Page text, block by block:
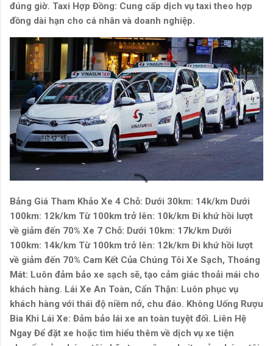
đúng giờ. Taxi Hợp Đồng: Cung cấp dịch vụ taxi theo hợp
đồng dài hạn cho cá nhân và doanh nghiệp.
Bảng Giá Tham Khảo Xe 4 Chỗ: Dưới 30km: 14k/km Dưới
100km: 12k/km Từ 100km trở lên: 10k/km Đi khứ hồi lượt
về giảm đến 70% Xe 7 Chỗ: Dưới 10km: 17k/km Dưới
100km: 14k/km Từ 100km trở lên: 12k/km Đi khứ hồi lượt
về giảm đến 70% Cam Kết Của Chúng Tôi Xe Sạch, Thoáng
Mát: Luôn đảm bảo xe sạch sẽ, tạo cảm giác thoải mái cho
khách hàng. Lái Xe An Toàn, Cẩn Thận: Luôn phục vụ
khách hàng với thái độ niềm nở, chu đáo. Không Uống Rượu
Bia Khi Lái Xe: Đảm bảo lái xe an toàn tuyệt đối. Liên Hệ
Ngay Để đặt xe hoặc tìm hiểu thêm về dịch vụ xe tiện